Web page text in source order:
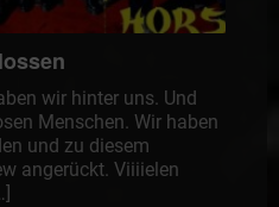
wir hinter uns. Und
Menschen. Wir haben
und zu diesem
angerückt. Viiiielen